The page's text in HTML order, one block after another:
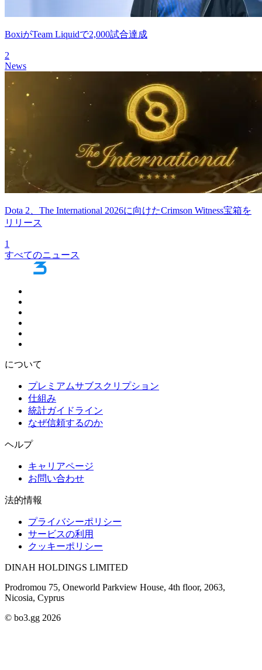
BoxiがTeam Liquidで2,000試合達成
2
News
Dota 2、The International 2026に向けたCrimson Witness宝箱を
リリース
1
すべてのニュース
について
プレミアムサブスクリプション
仕組み
統計ガイドライン
なぜ信頼するのか
ヘルプ
キャリアページ
お問い合わせ
法的情報
プライバシーポリシー
サービスの利用
クッキーポリシー
DINAH HOLDINGS LIMITED
Prodromou 75, Oneworld Parkview House, 4th floor, 2063,
Nicosia, Cyprus
© bo3.gg 2026